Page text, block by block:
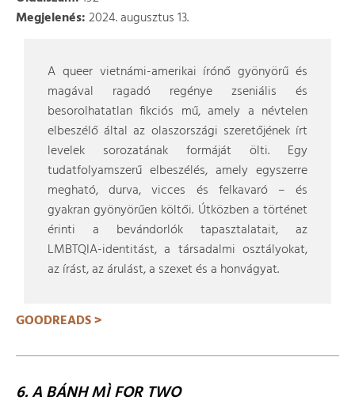
Megjelenés:2024. augusztus 13.
A queer vietnámi-amerikai írónő gyönyörű és
magával ragadó regénye zseniális és
besorolhatatlan fikciós mű, amely a névtelen
elbeszélő által az olaszországi szeretőjének írt
levelek sorozatának formáját ölti. Egy
tudatfolyamszerű elbeszélés, amely egyszerre
megható, durva, vicces és felkavaró – és
gyakran gyönyörűen költői. Útközben a történet
érinti a bevándorlók tapasztalatait, az
LMBTQIA-identitást, a társadalmi osztályokat,
az írást, az árulást, a szexet és a honvágyat.
GOODREADS >
6. A BÁNH MÌ FOR TWO